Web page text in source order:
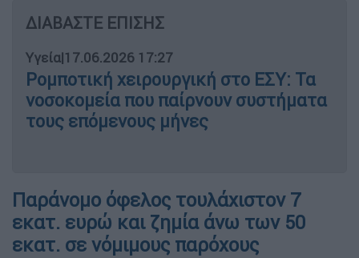
ΔΙΑΒΑΣΤΕ ΕΠΙΣΗΣ
Υγεία|17.06.2026 17:27
Ρομποτική χειρουργική στο ΕΣΥ: Τα
νοσοκομεία που παίρνουν συστήματα
τους επόμενους μήνες
Παράνομο όφελος τουλάχιστον 7
εκατ. ευρώ και ζημία άνω των 50
εκατ. σε νόμιμους παρόχους